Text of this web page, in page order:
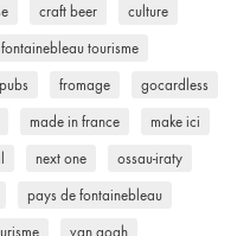
craft beer culture
fontainebleau tourisme
fromage gocardless
made in france make ici
next one ossau-iraty
pays de fontainebleau
van gogh